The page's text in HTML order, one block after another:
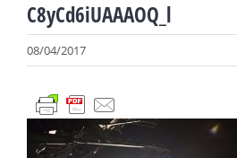
C8yCd6iUAAAOQ_l
08/04/2017